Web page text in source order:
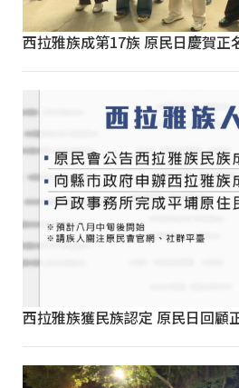
西拉雅族成第17族 原民日慶賀正
西拉雅族獲民族認定 原民日回顧